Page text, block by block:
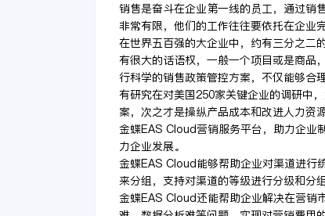
销售是奋斗在企业第一线的员工，通过销
非常有限，他们的工作往往要依托在企业
在世界五百强的大企业中，约有三分之二
有很大的话语权，一般一个项目或是商品
行科学的销售政策管控方案，不仅能够合
有研究在对美国250家关键企业的调研中
案，次之才是操纵产品成本和改进人力资
金蝶EAS Cloud营销服务平台，助力企业
力企业发展。
金蝶EAS Cloud能够帮助企业对渠道进行
来分组，支持对渠道的等级进行分级和分
金蝶EAS Cloud还能帮助企业解决在营销